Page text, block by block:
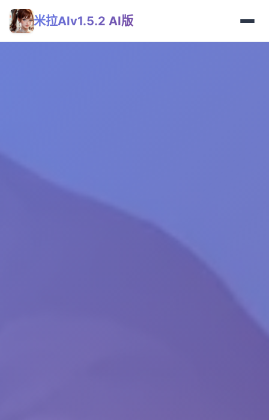
米拉AIv1.5.2 AI版